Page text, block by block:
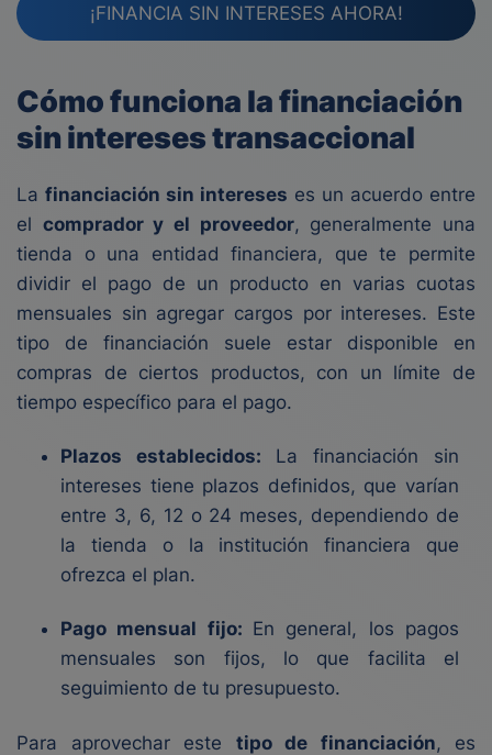
¡FINANCIA SIN INTERESES AHORA!
Cómo funciona la financiación
sin intereses transaccional
La financiación sin intereses es un acuerdo entre
el comprador y el proveedor, generalmente una
tienda o una entidad financiera, que te permite
dividir el pago de un producto en varias cuotas
mensuales sin agregar cargos por intereses. Este
tipo de financiación suele estar disponible en
compras de ciertos productos, con un límite de
tiempo específico para el pago.
Plazos establecidos: La financiación sin
intereses tiene plazos definidos, que varían
entre 3, 6, 12 o 24 meses, dependiendo de
la tienda o la institución financiera que
ofrezca el plan.
Pago mensual fijo: En general, los pagos
mensuales son fijos, lo que facilita el
seguimiento de tu presupuesto.
Para aprovechar este tipo de financiación, es